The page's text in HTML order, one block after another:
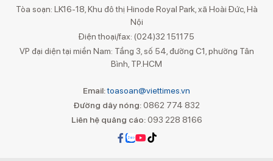
Tòa soạn: LK16-18, Khu đô thị Hinode Royal Park, xã Hoài Đức, Hà
Nội
Điện thoại/fax: (024)32 151175
VP đại diện tại miền Nam: Tầng 3, số 54, đường C1, phường Tân
Bình, TP.HCM
Email:toasoan@viettimes.vn
Đường dây nóng: 0862 774 832
Liên hệ quảng cáo:093 228 8166